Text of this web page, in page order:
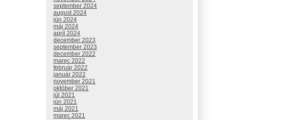
september 2024
august 2024
jún 2024
máj 2024
apríl 2024
december 2023
september 2023
december 2022
marec 2022
február 2022
január 2022
november 2021
október 2021
júl 2021
jún 2021
máj 2021
marec 2021